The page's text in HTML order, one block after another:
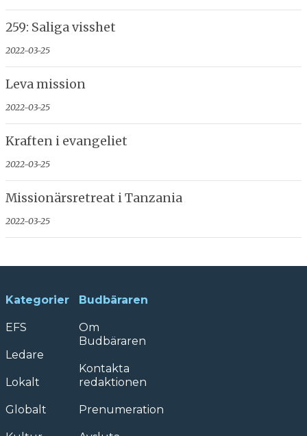
259: Saliga visshet
2022-03-25
Leva mission
2022-03-25
Kraften i evangeliet
2022-03-25
Missionärsretreat i Tanzania
2022-03-25
Kategorier
EFS
Ledare
Lokalt
Globalt
Budbäraren
Om
Budbäraren
Kontakta
redaktionen
Prenumeration